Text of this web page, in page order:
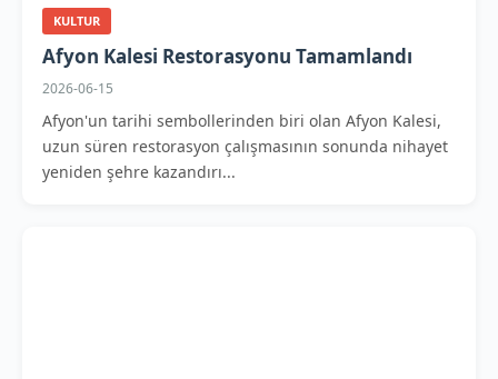
KULTUR
Afyon Kalesi Restorasyonu Tamamlandı
2026-06-15
Afyon'un tarihi sembollerinden biri olan Afyon Kalesi,
uzun süren restorasyon çalışmasının sonunda nihayet
yeniden şehre kazandırı...